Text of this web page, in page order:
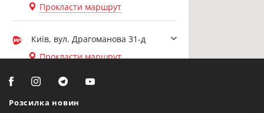
Прокласти маршрут
Київ, вул. Драгоманова 31-д
Прокласти маршрут
Біла Церква, вул. Ярослава
Мудрого, 20, офіс 108
Розсилка новин